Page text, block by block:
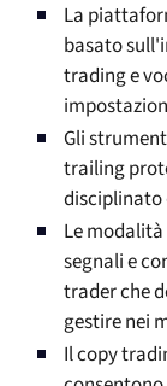
La
basato
trading e
Gli
trailing
disciplinato
Le
segnali e
trader che
gestire nei
Il copy